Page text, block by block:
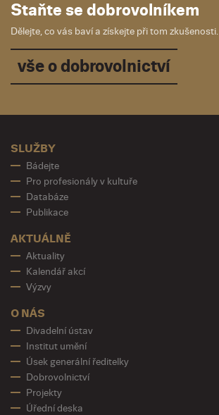
Staňte se dobrovolníkem
Dělejte, co vás baví a získejte při tom zkušenosti.
vše o dobrovolnictví
SLUŽBY
Bádejte
Pro profesionály v kultuře
Databáze
Publikace
AKTUÁLNĚ
Aktuality
Kalendář akcí
Výzvy
O NÁS
Divadelní ústav
Institut umění
Úsek generální ředitelky
Dobrovolnictví
Projekty
Úřední deska